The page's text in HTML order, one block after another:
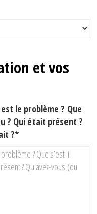
et vos
le problème ? Que
? Qui était présent ?
?*